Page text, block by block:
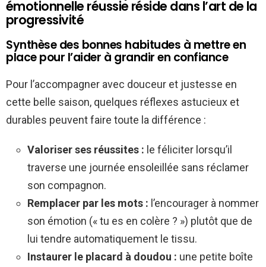
émotionnelle réussie réside dans l’art de la
progressivité
Synthèse des bonnes habitudes à mettre en
place pour l’aider à grandir en confiance
Pour l’accompagner avec douceur et justesse en
cette belle saison, quelques réflexes astucieux et
durables peuvent faire toute la différence :
Valoriser ses réussites : le féliciter lorsqu’il
traverse une journée ensoleillée sans réclamer
son compagnon.
Remplacer par les mots : l’encourager à nommer
son émotion (« tu es en colère ? ») plutôt que de
lui tendre automatiquement le tissu.
Instaurer le placard à doudou : une petite boîte